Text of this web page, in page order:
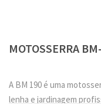
MOTOSSERRA
A BM 190 é uma
lenha e jardinagem